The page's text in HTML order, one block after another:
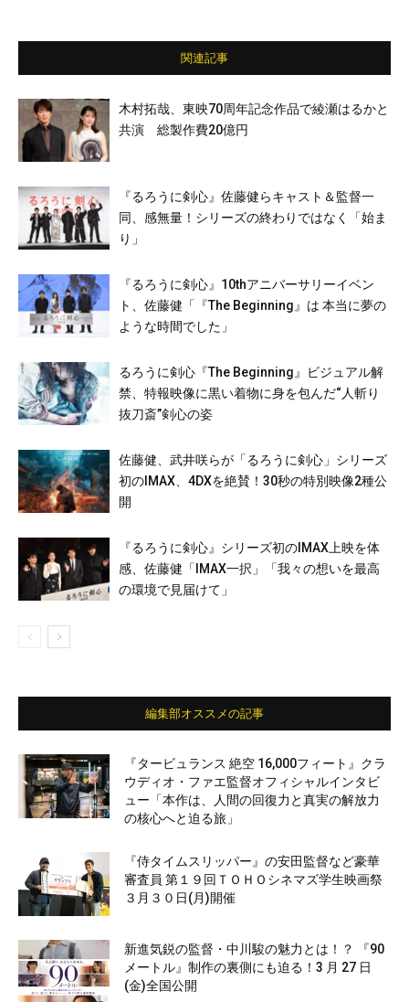
関連記事
木村拓哉、東映70周年記念作品で綾瀬はるかと
共演 総製作費20億円
『るろうに剣心』佐藤健らキャスト＆監督一
同、感無量！シリーズの終わりではなく「始ま
り」
『るろうに剣心』10thアニバーサリーイベン
ト、佐藤健「『The Beginning』は 本当に夢の
ような時間でした」
るろうに剣心『The Beginning』ビジュアル解
禁、特報映像に黒い着物に身を包んだ“人斬り
抜刀斎”剣心の姿
佐藤健、武井咲らが「るろうに剣心」シリーズ
初のIMAX、4DXを絶賛！30秒の特別映像2種公
開
『るろうに剣心』シリーズ初のIMAX上映を体
感、佐藤健「IMAX一択」「我々の想いを最高
の環境で見届けて」
編集部オススメの記事
『タービュランス 絶空 16,000フィート』クラ
ウディオ・ファエ監督オフィシャルインタビ
ュー「本作は、人間の回復力と真実の解放力
の核心へと迫る旅」
『侍タイムスリッパー』の安田監督など豪華
審査員 第１９回ＴＯＨＯシネマズ学生映画祭
３月３０日(月)開催
新進気鋭の監督・中川駿の魅力とは！？ 『90
メートル』制作の裏側にも迫る！3 月 27 日
(金)全国公開